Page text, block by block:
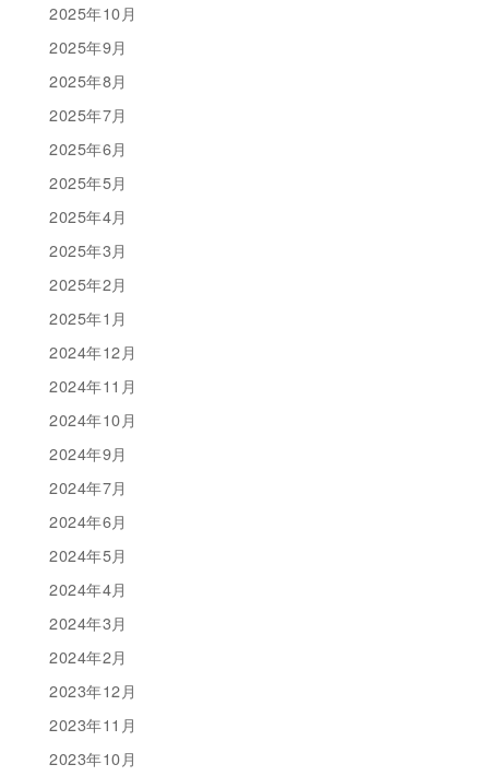
2025年10月
2025年9月
2025年8月
2025年7月
2025年6月
2025年5月
2025年4月
2025年3月
2025年2月
2025年1月
2024年12月
2024年11月
2024年10月
2024年9月
2024年7月
2024年6月
2024年5月
2024年4月
2024年3月
2024年2月
2023年12月
2023年11月
2023年10月